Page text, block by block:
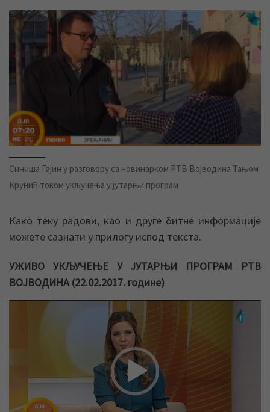
Синиша Гајин у разговору са новинарком РТВ Војводина Тањом
Крунић током укључења у јутарњи програм
Како теку радови, као и друге битне информације
можете сазнати у прилогу испод текста.
УЖИВО УКЉУЧЕЊЕ У ЈУТАРЊИ ПРОГРАМ РТВ
ВОЈВОДИНА (22.02.2017. године)
Прегледач